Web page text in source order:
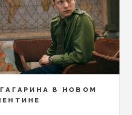
В НОВОМ